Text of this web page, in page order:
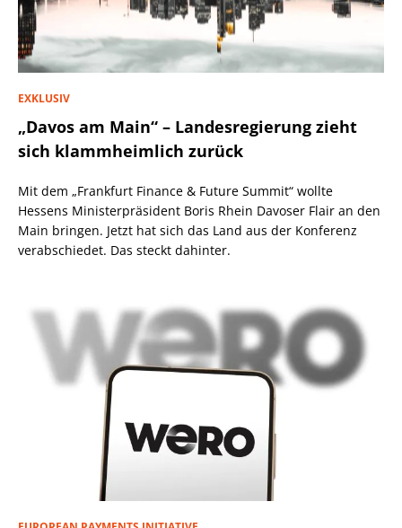
EXKLUSIV
„Davos am Main“ – Landesregierung zieht
sich klammheimlich zurück
Mit dem „Frankfurt Finance & Future Summit“ wollte
Hessens Ministerpräsident Boris Rhein Davoser Flair an den
Main bringen. Jetzt hat sich das Land aus der Konferenz
verabschiedet. Das steckt dahinter.